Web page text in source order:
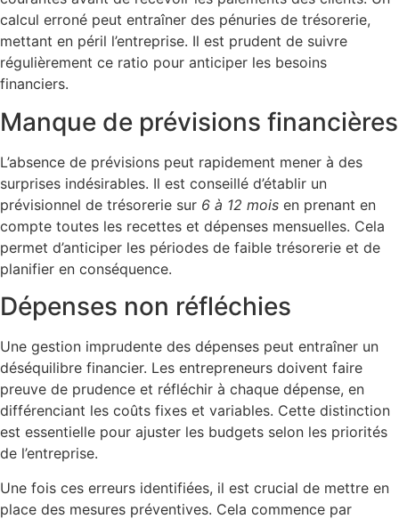
calcul erroné peut entraîner des pénuries de trésorerie,
mettant en péril l’entreprise. Il est prudent de suivre
régulièrement ce ratio pour anticiper les besoins
financiers.
Manque de prévisions financières
L’absence de prévisions peut rapidement mener à des
surprises indésirables. Il est conseillé d’établir un
prévisionnel de trésorerie sur 6 à 12 mois en prenant en
compte toutes les recettes et dépenses mensuelles. Cela
permet d’anticiper les périodes de faible trésorerie et de
planifier en conséquence.
Dépenses non réfléchies
Une gestion imprudente des dépenses peut entraîner un
déséquilibre financier. Les entrepreneurs doivent faire
preuve de prudence et réfléchir à chaque dépense, en
différenciant les coûts fixes et variables. Cette distinction
est essentielle pour ajuster les budgets selon les priorités
de l’entreprise.
Une fois ces erreurs identifiées, il est crucial de mettre en
place des mesures préventives. Cela commence par